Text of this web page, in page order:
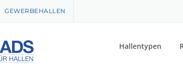
GEWERBEHALLEN
Hallentypen